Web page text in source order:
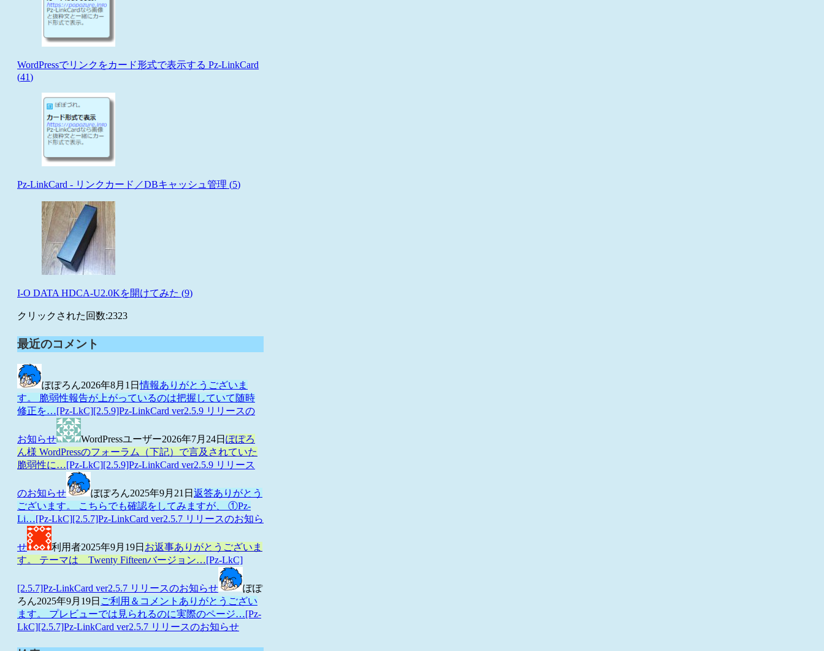
WordPressでリンクをカード形式で表示する Pz-LinkCard
(41)
Pz-LinkCard - リンクカード／DBキャッシュ管理 (5)
I-O DATA HDCA-U2.0Kを開けてみた (9)
クリックされた回数:2323
最近のコメント
ぽぽろん2026年8月1日情報ありがとうございま
す。 脆弱性報告が上がっているのは把握していて随時
修正を…[Pz-LkC][2.5.9]Pz-LinkCard ver2.5.9 リリースの
お知らせ WordPressユーザー2026年7月24日 ぽぽろ
ん様 WordPressのフォーラム（下記）で言及されていた
脆弱性に…[Pz-LkC][2.5.9]Pz-LinkCard ver2.5.9 リリース
のお知らせ ぽぽろん2025年9月21日 返答ありがとう
ございます。 こちらでも確認をしてみますが、 ①Pz-
Li…[Pz-LkC][2.5.7]Pz-LinkCard ver2.5.7 リリースのお知ら
せ 利用者2025年9月19日 お返事ありがとうございま
す。 テーマは Twenty Fifteenバージョン…[Pz-LkC]
[2.5.7]Pz-LinkCard ver2.5.7 リリースのお知らせ
ぽぽ
ろん2025年9月19日 ご利用＆コメントありがとうござい
ます。 プレビューでは見られるのに実際のページ…[Pz-
LkC][2.5.7]Pz-LinkCard ver2.5.7 リリースのお知らせ